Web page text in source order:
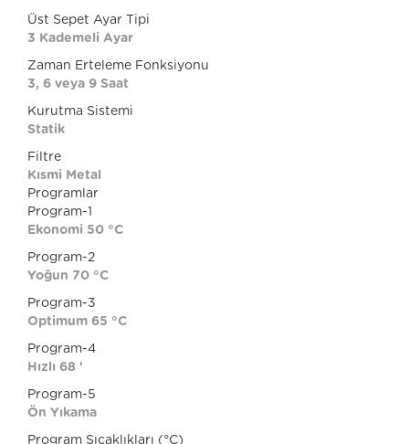
Üst Sepet Ayar Tipi
3 Kademeli Ayar
Zaman Erteleme Fonksiyonu
3, 6 veya 9 Saat
Kurutma Sistemi
Statik
Filtre
Kısmi Metal
Programlar
Program-1
Ekonomi 50 °C
Program-2
Yoğun 70 °C
Program-3
Optimum 65 °C
Program-4
Hızlı 68 '
Program-5
Ön Yıkama
Program Sıcaklıkları (°C)